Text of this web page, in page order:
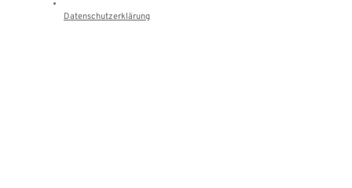
Datenschutzerklärung